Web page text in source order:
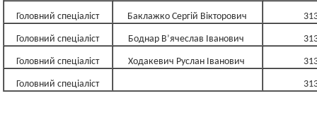
Головний спеціаліст Баклажко Сергій Вікторович
Головний спеціаліст Боднар В’ячеслав Іванович
Головний спеціаліст Ходакевич Руслан Іванович
Головний спеціаліст